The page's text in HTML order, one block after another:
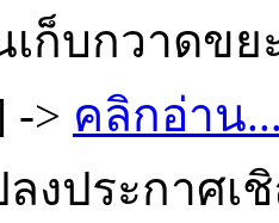
ก็บกวาดขย
-> คลิกอ่าน
งประกาศเ